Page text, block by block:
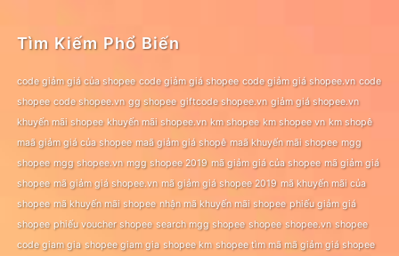
Tìm Kiếm Phổ Biến
code giảm giá của shopee code giảm giá shopee code giảm giá shopee.vn code
shopee code shopee.vn gg shopee giftcode shopee.vn giảm giá shopee.vn
khuyến mãi shopee khuyến mãi shopee.vn km shopee km shopee vn km shopê
maã giảm giá của shopee maã giảm giá shopê maã khuyến mãi shopee mgg
shopee mgg shopee.vn mgg shopee 2019 mã giảm giá của shopee mã giảm giá
shopee mã giảm giá shopee.vn mã giảm giá shopee 2019 mã khuyến mãi của
shopee mã khuyến mãi shopee nhận mã khuyến mãi shopee phiếu giảm giá
shopee phiếu voucher shopee search mgg shopee shopee shopee.vn shopee
code giam gia shopee giam gia shopee km shopee tìm mã mã giảm giá shopee